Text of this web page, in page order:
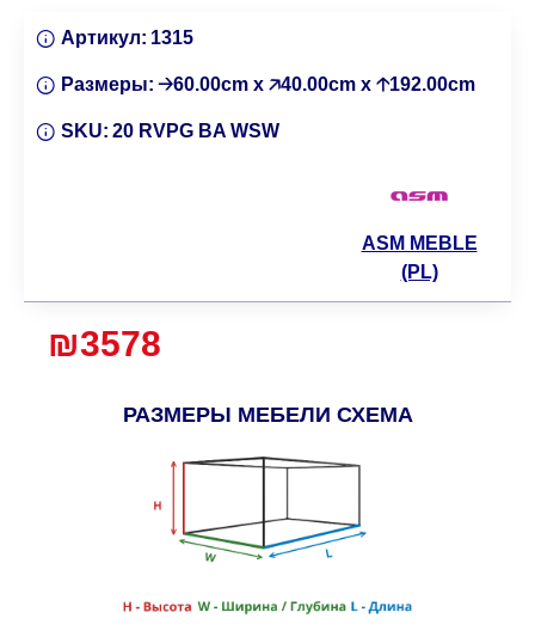
РАЗМЕРЫ МЕБЕЛИ СХЕМА
₪3578
Артикул: 1315
Размеры: 🡢60.00cm x 🡥40.00cm x 🡡192.00cm
SKU: 20 RVPG BA WSW
ASM MEBLE
(PL)